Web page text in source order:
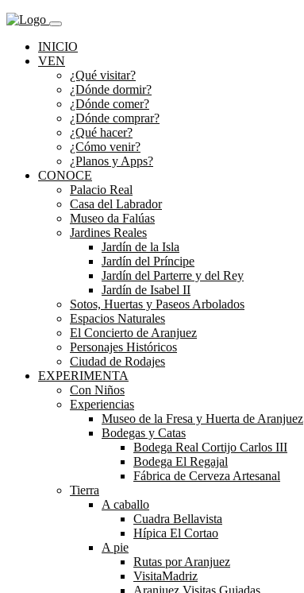
INICIO
VEN
¿Qué visitar?
¿Dónde dormir?
¿Dónde comer?
¿Dónde comprar?
¿Qué hacer?
¿Cómo venir?
¿Planos y Apps?
CONOCE
Palacio Real
Casa del Labrador
Museo da Falúas
Jardines Reales
Jardín de la Isla
Jardín del Príncipe
Jardín del Parterre y del Rey
Jardín de Isabel II
Sotos, Huertas y Paseos Arbolados
Espacios Naturales
El Concierto de Aranjuez
Personajes Históricos
Ciudad de Rodajes
EXPERIMENTA
Con Niños
Experiencias
Museo de la Fresa y Huerta de Aranjuez
Bodegas y Catas
Bodega Real Cortijo Carlos III
Bodega El Regajal
Fábrica de Cerveza Artesanal
Tierra
A caballo
Cuadra Bellavista
Hípica El Cortao
A pie
Rutas por Aranjuez
VisitaMadriz
Aranjuez Visitas Guiadas